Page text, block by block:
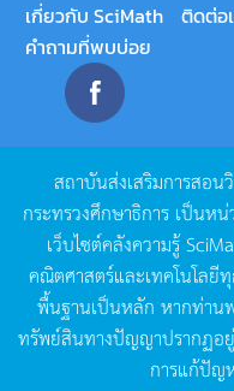
เกี่ยวกับ SciMath ติดต่อ
คำถามที่พบบ่อย
สถาบันส่งเสริมการสอน
กระทรวงศึกษาธิการ เป็นหน่
เว็บไซต์คลังความรู้
คณิตศาสตร์และเทคโนโลยี
พื้นฐานเป็นหลัก หากท่าน
ทรัพย์สินทางปัญญาปรากฏอยู่
การแก้ปัญ